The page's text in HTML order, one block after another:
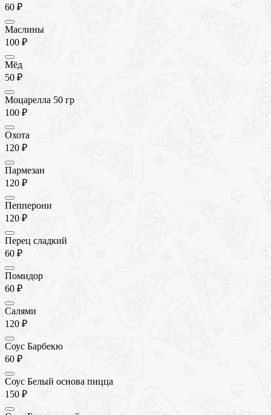
60 ₽
Маслины
100 ₽
Мёд
50 ₽
Моцарелла 50 гр
100 ₽
Охота
120 ₽
Пармезан
120 ₽
Пепперони
120 ₽
Перец сладкий
60 ₽
Помидор
60 ₽
Салями
120 ₽
Соус Барбекю
60 ₽
Соус Белый основа пицца
150 ₽